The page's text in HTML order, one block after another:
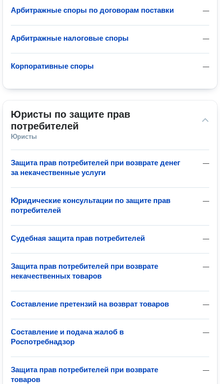
—
Арбитражные споры по договорам поставки
—
Арбитражные налоговые споры
—
Корпоративные споры
Юристы по защите прав
потребителей
Юристы
—
Защита прав потребителей при возврате денег
за некачественные услуги
—
Юридические консультации по защите прав
потребителей
—
Судебная защита прав потребителей
—
Защита прав потребителей при возврате
некачественных товаров
—
Составление претензий на возврат товаров
—
Составление и подача жалоб в
Роспотребнадзор
—
Защита прав потребителей при возврате
товаров